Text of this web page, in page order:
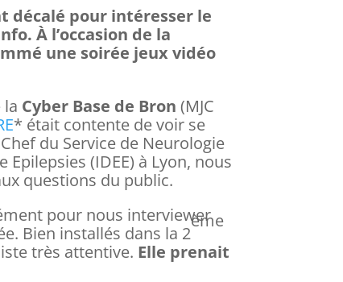
décalé pour intéresser le
À l’occasion de la
une soirée jeux vidéo
la Cyber Base de Bron (MJC
* était contente de voir se
du Service de Neurologie
(IDEE) à Lyon, nous
questions du public.
pour nous interviewer
Bien installés dans la 2
ème
très attentive. Elle prenait